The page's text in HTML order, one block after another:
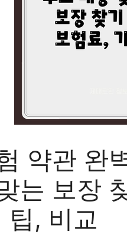
약관 완
는 보장
팁, 비교